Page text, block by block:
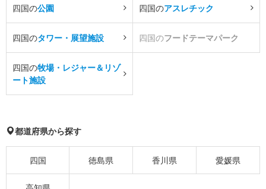
四国の公園 四国のアスレチック
四国のタワー・展望施設 四国のフードテーマパーク
四国の牧場・レジャー＆リゾ
ート施設
都道府県から探す
四国 徳島県 香川県 愛媛県